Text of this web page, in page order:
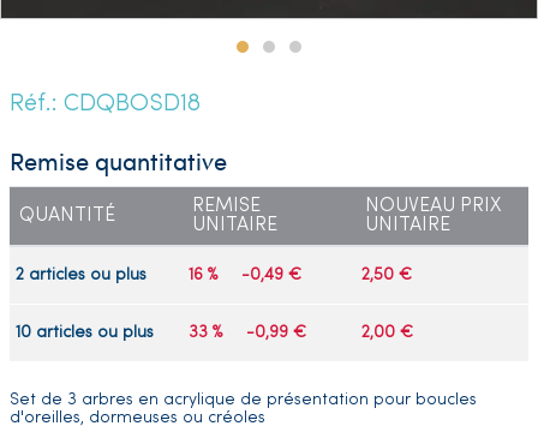
Réf.: CDQBOSD18
Remise quantitative
QUANTITÉ
REMISE
UNITAIRE
NOUVEAU PRIX
UNITAIRE
2 articles ou plus 16 % -0,49 € 2,50 €
10 articles ou plus 33 % -0,99 € 2,00 €
Set de 3 arbres en acrylique de présentation pour boucles
d'oreilles, dormeuses ou créoles